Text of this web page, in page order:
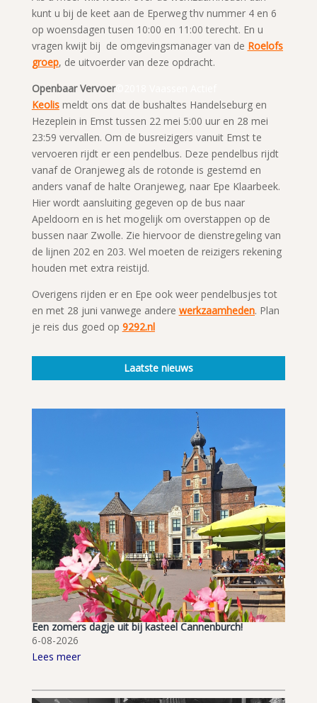
kunt u bij de keet aan de Eperweg thv nummer 4 en 6
op woensdagen tusen 10:00 en 11:00 terecht. En u
vragen kwijt bij de omgevingsmanager van de Roelofs
groep, de uitvoerder van deze opdracht.
Openbaar Vervoer©2018 Vaassen Actief
Keolismeldt ons dat de bushaltes Handelseburg en
Hezeplein in Emst tussen 22 mei 5:00 uur en 28 mei
23:59 vervallen. Om de busreizigers vanuit Emst te
vervoeren rijdt er een pendelbus. Deze pendelbus rijdt
vanaf de Oranjeweg als de rotonde is gestemd en
anders vanaf de halte Oranjeweg, naar Epe Klaarbeek.
Hier wordt aansluiting gegeven op de bus naar
Apeldoorn en is het mogelijk om overstappen op de
bussen naar Zwolle. Zie hiervoor de dienstregeling van
de lijnen 202 en 203. Wel moeten de reizigers rekening
houden met extra reistijd.
Overigens rijden er en Epe ook weer pendelbusjes tot
en met 28 juni vanwege andere werkzaamheden. Plan
je reis dus goed op 9292.nl
Laatste nieuws
Een zomers dagje uit bij kasteel Cannenburch!
6-08-2026
Lees meer